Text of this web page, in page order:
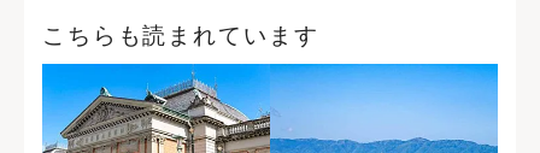
こちらも読まれています